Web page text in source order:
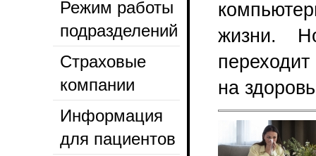
Режим работы
подразделений
Страховые
компании
Информация
для пациентов
жизни.
переходит
на